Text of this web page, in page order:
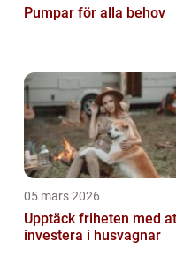
Pumpar för alla behov
05 mars 2026
Upptäck friheten med
investera i husvagnar